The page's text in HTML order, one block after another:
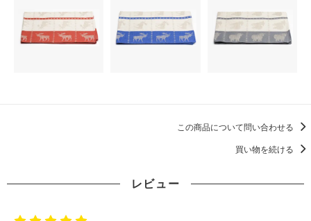
この商品について問い合わせる
買い物を続ける
レビュー